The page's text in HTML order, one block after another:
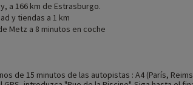
a 166 km de Estrasburgo.
y tiendas a 1 km
Metz a 8 minutos en coche
de 15 minutos de las autopistas : A4 (París,